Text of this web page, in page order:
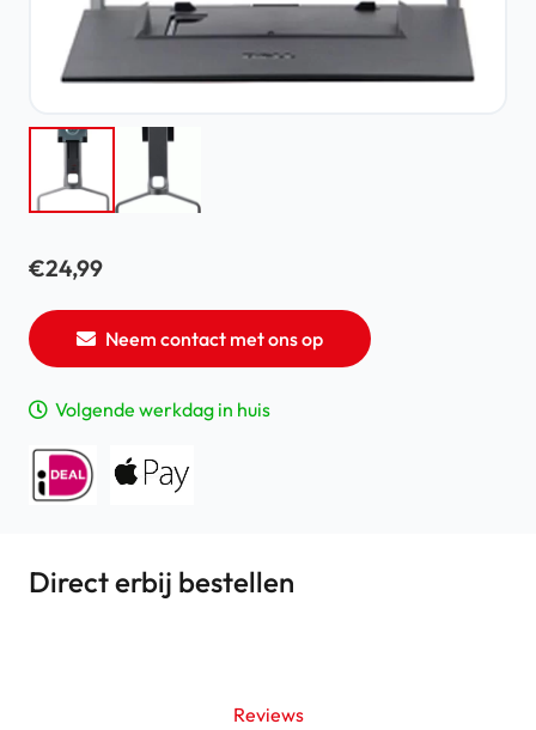
€24,99
Neem contact met ons op
Volgende werkdag in huis
Direct erbij bestellen
Reviews